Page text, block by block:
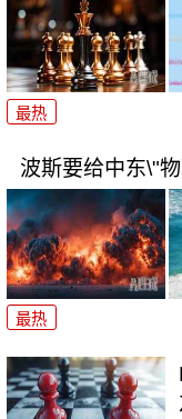
最热
波斯要给中东\"
最热